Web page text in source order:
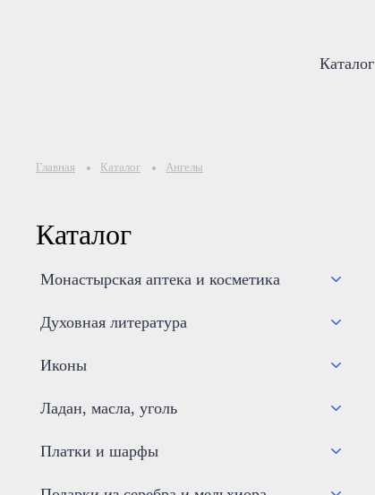
Каталог
Главная Каталог Ангелы
Каталог
Монастырская аптека и косметика
Духовная литература
Иконы
Ладан, масла, уголь
Платки и шарфы